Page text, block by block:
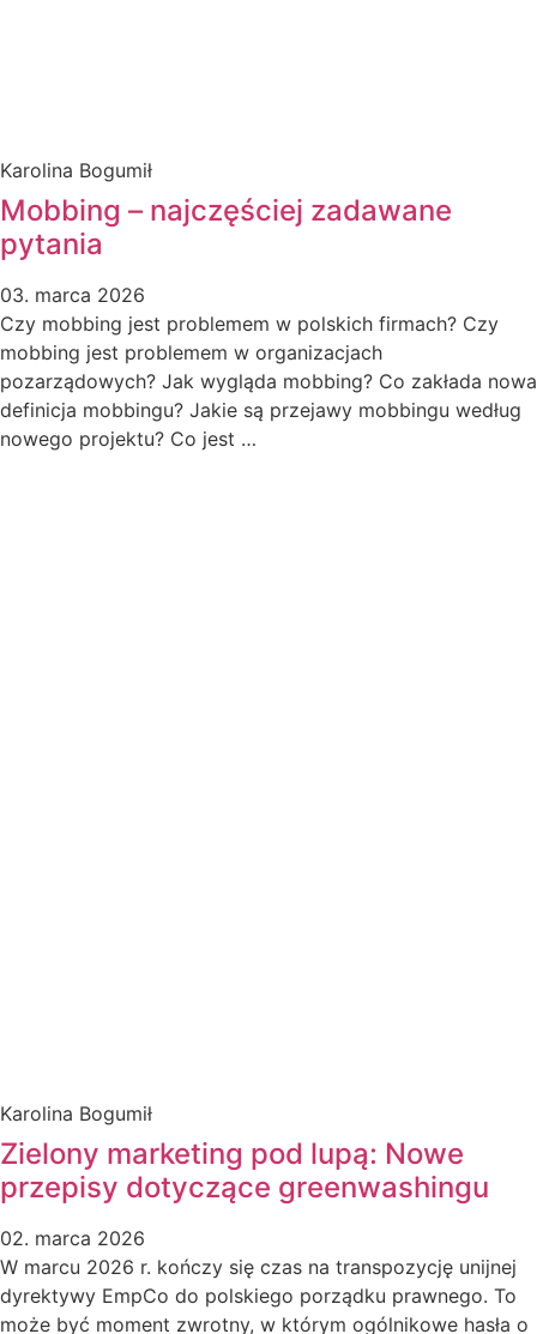
Karolina Bogumił
Mobbing – najczęściej zadawane
pytania
03. marca 2026
Czy mobbing jest problemem w polskich firmach? Czy
mobbing jest problemem w organizacjach
pozarządowych? Jak wygląda mobbing? Co zakłada nowa
definicja mobbingu? Jakie są przejawy mobbingu według
nowego projektu? Co jest …
Karolina Bogumił
Zielony marketing pod lupą: Nowe
przepisy dotyczące greenwashingu
02. marca 2026
W marcu 2026 r. kończy się czas na transpozycję unijnej
dyrektywy EmpCo do polskiego porządku prawnego. To
może być moment zwrotny, w którym ogólnikowe hasła o